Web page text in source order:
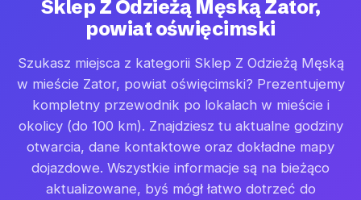
Sklep Z Odzieżą Męską Zator,
powiat oświęcimski
Szukasz miejsca z kategorii Sklep Z Odzieżą Męską
w mieście Zator, powiat oświęcimski? Prezentujemy
kompletny przewodnik po lokalach w mieście i
okolicy (do 100 km). Znajdziesz tu aktualne godziny
otwarcia, dane kontaktowe oraz dokładne mapy
dojazdowe. Wszystkie informacje są na bieżąco
aktualizowane, byś mógł łatwo dotrzeć do